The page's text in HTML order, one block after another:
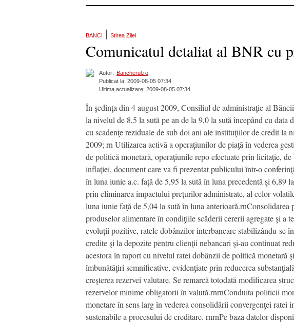
BANCI Stirea Zilei
Comunicatul detaliat al BNR cu
Autor:
Bancherul.ro
Publicat la: 2009-08-05 07:34
Ultima actualizare: 2009-08-05 07:34
În şedinţa din 4 august 2009, Consiliul de administraţie al
la nivelul de 8,5 la sută pe an de la 9,0 la sută începând cu
cu scadenţe reziduale de sub doi ani ale instituţiilor de credit la
2009; rn Utilizarea activă a operaţiunilor de piaţă în vederea
de politică monetară, operaţiunile repo efectuate prin licitaţie,
inflaţiei, document care va fi prezentat publicului într-o
în luna iunie a.c. faţă de 5,95 la sută în luna precedentă şi 6,89
prin eliminarea impactului preţurilor administrate, al celor
luna iunie faţă de 5,04 la sută în luna
produselor alimentare în condiţiile scăderii cererii agregate şi
evoluţii pozitive, ratele dobânzilor interbancare stabilizându-se
credite şi la depozite pentru clienţii nebancari şi-au continuat
acestora în raport cu nivelul ratei dobânzii de politică
îmbunătăţiri semnificative, evidenţiate prin reducerea
creşterea rezervei valutare. Se remarcă totodată modificarea
rezervelor minime obligatorii în valută.rnrnConduita politicii
monetare în sens larg în vederea consolidării convergenţei
sustenabile a procesului de creditare. rnrnPe baza datelor